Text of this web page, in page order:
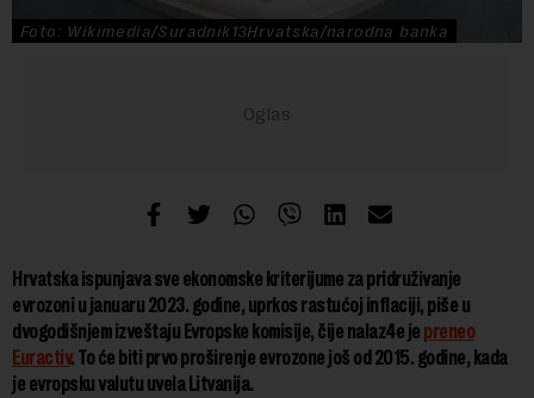
Foto: Wikimedia/Suradnik13Hrvatska/narodna banka
Hrvatska ispunjava sve ekonomske kriterijume za pridruživanje
evrozoni u januaru 2023. godine, uprkos rastućoj inflaciji, piše u
dvogodišnjem izveštaju Evropske komisije, čije nalaz4e je preneo
Euractiv. To će biti prvo proširenje evrozone još od 2015. godine, kada
je evropsku valutu uvela Litvanija.